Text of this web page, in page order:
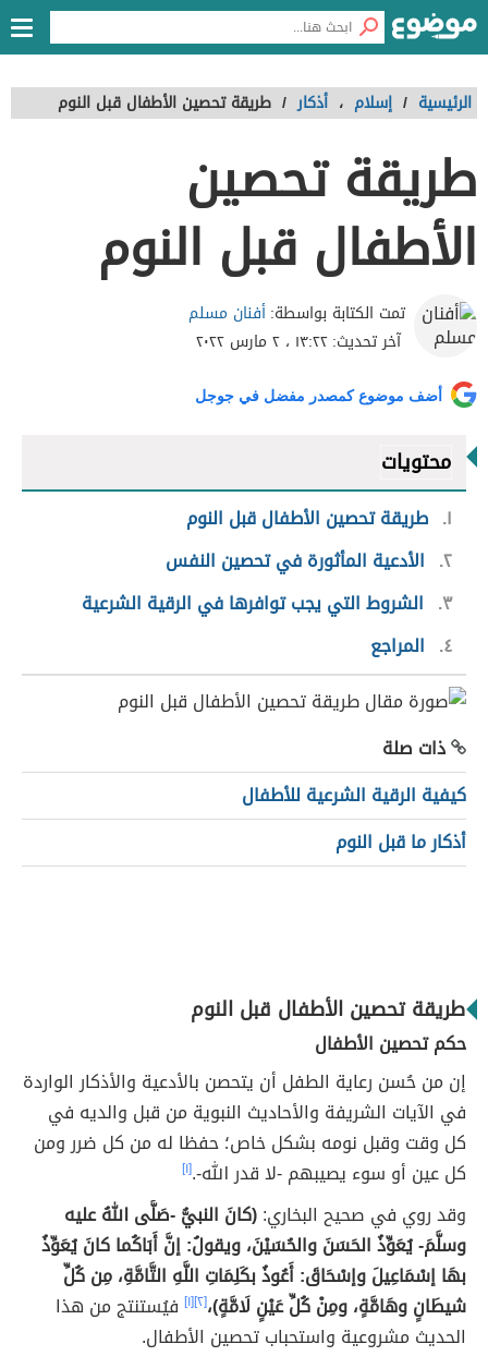
الرئيسية / إسلام ، أذكار / طريقة تحصين الأطفال قبل النوم
طريقة تحصين
الأطفال قبل النوم
تمت الكتابة بواسطة:أفنان مسلم
آخر تحديث:١٣:٢٢ ، ٢ مارس ٢٠٢٢
أضف موضوع كمصدر مفضل في جوجل
محتويات
١ طريقة تحصين الأطفال قبل النوم
٢ الأدعية المأثورة في تحصين النفس
٣
الشروط التي يجب توافرها في الرقية الشرعية
٤
المراجع
ذات صلة
كيفية الرقية الشرعية للأطفال
أذكار ما قبل النوم
طريقة تحصين الأطفال قبل النوم
حكم تحصين الأطفال
إن من حُسن رعاية الطفل أن يتحصن بالأدعية والأذكار الواردة
في الآيات الشريفة والأحاديث النبوية من قبل والديه في
كل وقت وقبل نومه بشكل خاص؛ حفظا له من كل ضرر ومن
كل عين أو سوء يصيبهم -لا قدر الله-.[١]
وقد روي في صحيح البخاري:(كانَ النبيُّ -صَلَّى اللهُ عليه
وسلَّمَ- يُعَوِّذُ الحَسَنَ والحُسَيْنَ، ويقولُ: إنَّ أَبَاكُما كانَ يُعَوِّذُ
بهَا إسْمَاعِيلَ وإسْحَاقَ: أَعُوذُ بكَلِمَاتِ اللَّهِ التَّامَّةِ، مِن كُلِّ
شيطَانٍ وهَامَّةٍ، ومِنْ كُلِّ عَيْنٍ لَامَّةٍ)،[٢] [١] فيُستنتج من هذا
الحديث مشروعية واستحباب تحصين الأطفال.